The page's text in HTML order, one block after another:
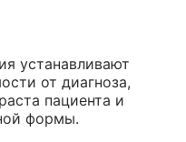
устанавливают
от диагноза,
пациента и
формы.